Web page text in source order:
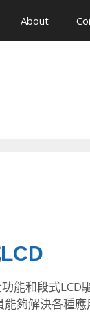
About
能和段式LCD
能夠解決各種